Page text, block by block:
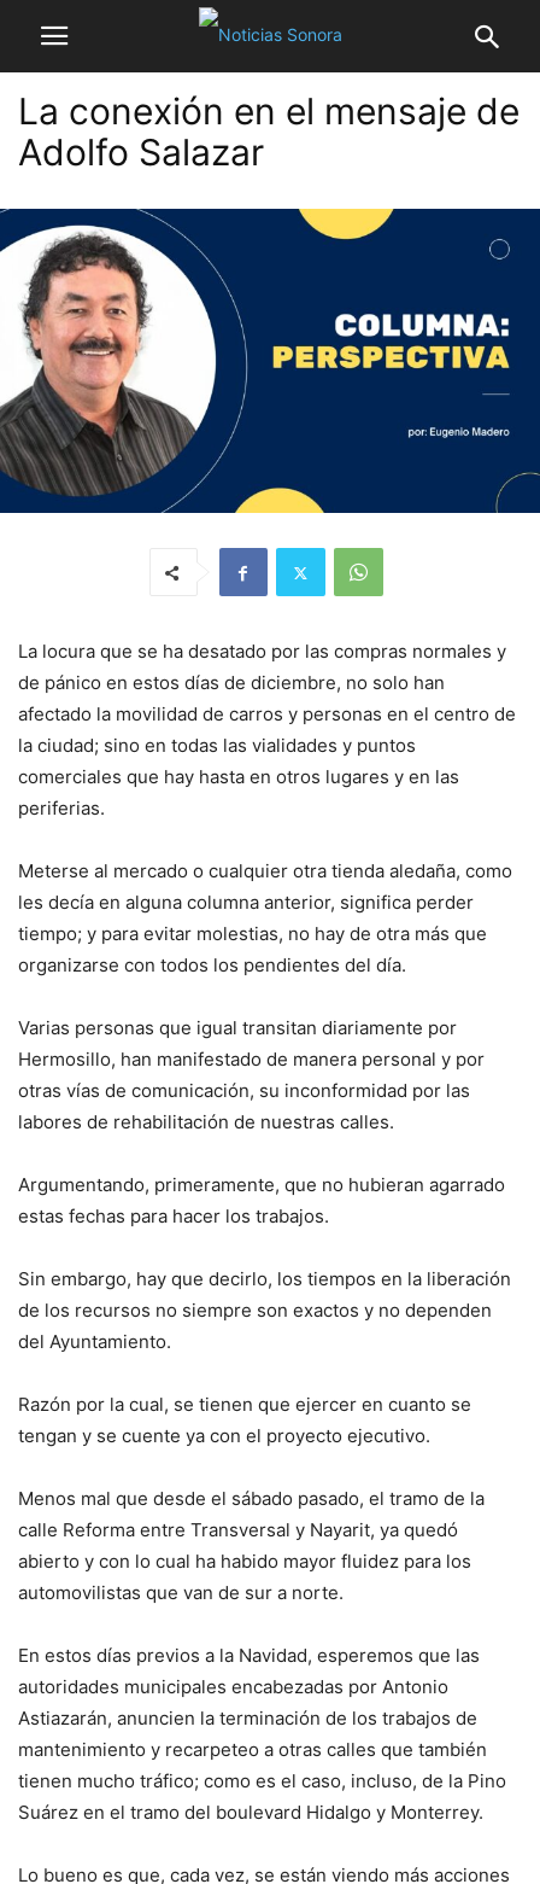
La conexión en el mensaje de
Adolfo Salazar
La locura que se ha desatado por las compras normales y
de pánico en estos días de diciembre, no solo han
afectado la movilidad de carros y personas en el centro de
la ciudad; sino en todas las vialidades y puntos
comerciales que hay hasta en otros lugares y en las
periferias.
Meterse al mercado o cualquier otra tienda aledaña, como
les decía en alguna columna anterior, significa perder
tiempo; y para evitar molestias, no hay de otra más que
organizarse con todos los pendientes del día.
Varias personas que igual transitan diariamente por
Hermosillo, han manifestado de manera personal y por
otras vías de comunicación, su inconformidad por las
labores de rehabilitación de nuestras calles.
Argumentando, primeramente, que no hubieran agarrado
estas fechas para hacer los trabajos.
Sin embargo, hay que decirlo, los tiempos en la liberación
de los recursos no siempre son exactos y no dependen
del Ayuntamiento.
Razón por la cual, se tienen que ejercer en cuanto se
tengan y se cuente ya con el proyecto ejecutivo.
Menos mal que desde el sábado pasado, el tramo de la
calle Reforma entre Transversal y Nayarit, ya quedó
abierto y con lo cual ha habido mayor fluidez para los
automovilistas que van de sur a norte.
En estos días previos a la Navidad, esperemos que las
autoridades municipales encabezadas por Antonio
Astiazarán, anuncien la terminación de los trabajos de
mantenimiento y recarpeteo a otras calles que también
tienen mucho tráfico; como es el caso, incluso, de la Pino
Suárez en el tramo del boulevard Hidalgo y Monterrey.
Lo bueno es que, cada vez, se están viendo más acciones